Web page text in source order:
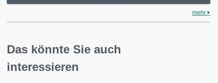
mehr
Das könnte Sie auch
interessieren